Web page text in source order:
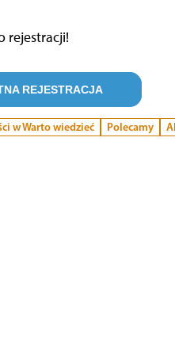
rejestracji!
REJESTRACJA
w Warto wiedzieć Polecamy